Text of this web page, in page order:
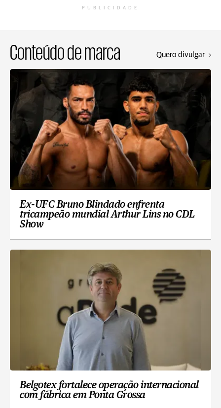
PUBLICIDADE
Conteúdo de marca Quero divulgar
Ex-UFC Bruno Blindado enfrenta
tricampeão mundial Arthur Lins no CDL
Show
Belgotex fortalece operação internacional
com fábrica em Ponta Grossa